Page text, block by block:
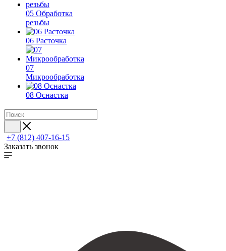
05 Обработка
резьбы
06 Расточка
07
Микрообработка
08 Оснастка
+7 (812) 407-16-15
Заказать звонок